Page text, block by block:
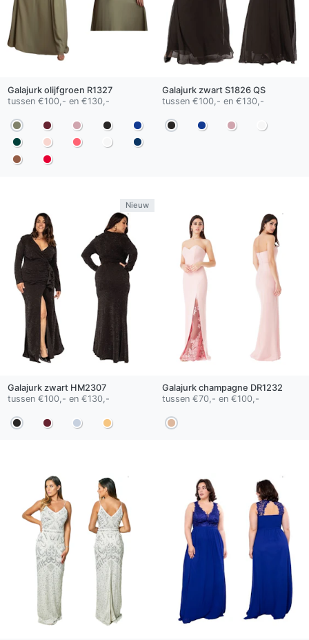
Galajurk olijfgroen R1327
tussen €100,- en €130,-
Galajurk zwartS1826 QS
tussen €100,- en €130,-
Nieuw
Galajurk zwartHM2307
tussen €100,- en €130,-
Galajurk champagne DR1232
tussen €70,- en €100,-